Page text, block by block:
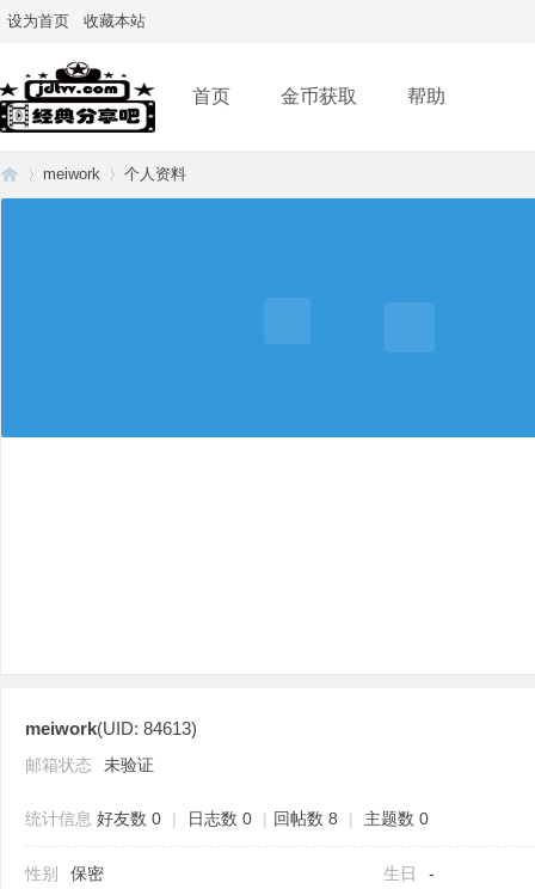
设为首页 收藏本站
首页 金币获取 帮助
meiwork 个人资料
meiwork(UID: 84613)
邮箱状态 未验证
统计信息 好友数 0 | 日志数 0 | 回帖数 8 | 主题数 0
性别 保密 生日 -